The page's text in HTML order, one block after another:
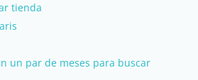
tienda
un par de meses para buscar